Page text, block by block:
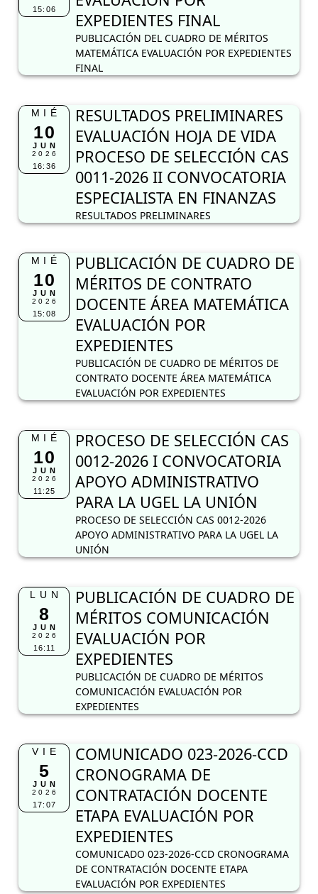
15:06
EXPEDIENTES FINAL
PUBLICACIÓN DEL CUADRO DE MÉRITOS
MATEMÁTICA EVALUACIÓN POR EXPEDIENTES
FINAL
MIÉ
10
JUN
2026
16:36
RESULTADOS PRELIMINARES
EVALUACIÓN HOJA DE VIDA
PROCESO DE SELECCIÓN CAS
0011-2026 II CONVOCATORIA
ESPECIALISTA EN FINANZAS
RESULTADOS PRELIMINARES
MIÉ
10
JUN
2026
15:08
PUBLICACIÓN DE CUADRO DE
MÉRITOS DE CONTRATO
DOCENTE ÁREA MATEMÁTICA
EVALUACIÓN POR
EXPEDIENTES
PUBLICACIÓN DE CUADRO DE MÉRITOS DE
CONTRATO DOCENTE ÁREA MATEMÁTICA
EVALUACIÓN POR EXPEDIENTES
MIÉ
10
JUN
2026
11:25
PROCESO DE SELECCIÓN CAS
0012-2026 I CONVOCATORIA
APOYO ADMINISTRATIVO
PARA LA UGEL LA UNIÓN
PROCESO DE SELECCIÓN CAS 0012-2026
APOYO ADMINISTRATIVO PARA LA UGEL LA
UNIÓN
LUN
8
JUN
2026
16:11
PUBLICACIÓN DE CUADRO DE
MÉRITOS COMUNICACIÓN
EVALUACIÓN POR
EXPEDIENTES
PUBLICACIÓN DE CUADRO DE MÉRITOS
COMUNICACIÓN EVALUACIÓN POR
EXPEDIENTES
VIE
5
JUN
2026
17:07
COMUNICADO 023-2026-CCD
CRONOGRAMA DE
CONTRATACIÓN DOCENTE
ETAPA EVALUACIÓN POR
EXPEDIENTES
COMUNICADO 023-2026-CCD CRONOGRAMA
DE CONTRATACIÓN DOCENTE ETAPA
EVALUACIÓN POR EXPEDIENTES